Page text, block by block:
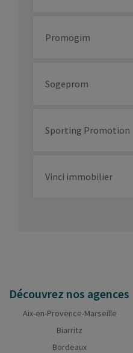
Promogim
Sogeprom
Sporting Promotion
Vinci immobilier
Découvrez nos agences
Aix-en-Provence-Marseille
Biarritz
Bordeaux